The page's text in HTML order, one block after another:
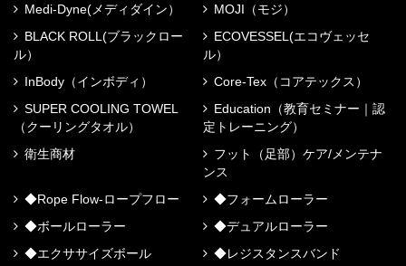
Medi-Dyne(メディダイン）
MOJI（モジ）
BLACK ROLL(ブラックロー
ル）
ECOVESSEL(エコヴェッセ
ル）
InBody（インボディ）
Core-Tex（コアテックス）
SUPER COOLING TOWEL
（クーリングタオル）
Education（教育セミナー｜認
定トレーニング）
衛生商材
フット（足部）ケア/メンテナ
ンス
◆Rope Flow-ロープフロー
◆フォームローラー
◆ボールローラー
◆デュアルローラー
◆エクササイズボール
◆レジスタンスバンド